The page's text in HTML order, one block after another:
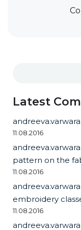
Latest
andreeva.varwara
11.08.2016
andreeva.varwara
pattern on the
11.08.2016
andreeva.varwara
embroidery
11.08.2016
andreeva.varwara